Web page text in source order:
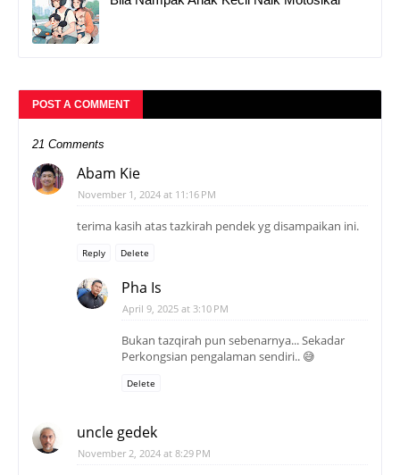
POST A COMMENT
21 Comments
Abam Kie
November 1, 2024 at 11:16 PM
terima kasih atas tazkirah pendek yg disampaikan ini.
Reply Delete
Pha Is
April 9, 2025 at 3:10 PM
Bukan tazqirah pun sebenarnya... Sekadar
Perkongsian pengalaman sendiri.. 😅
Delete
uncle gedek
November 2, 2024 at 8:29 PM